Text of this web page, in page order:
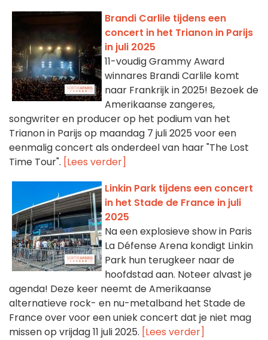
Brandi Carlile tijdens een
concert in het Trianon in Parijs
in juli 2025
11-voudig Grammy Award
winnares Brandi Carlile komt
naar Frankrijk in 2025! Bezoek de
Amerikaanse zangeres,
songwriter en producer op het podium van het
Trianon in Parijs op maandag 7 juli 2025 voor een
eenmalig concert als onderdeel van haar "The Lost
Time Tour". [Lees verder]
Linkin Park tijdens een concert
in het Stade de France in juli
2025
Na een explosieve show in Paris
La Défense Arena kondigt Linkin
Park hun terugkeer naar de
hoofdstad aan. Noteer alvast je
agenda! Deze keer neemt de Amerikaanse
alternatieve rock- en nu-metalband het Stade de
France over voor een uniek concert dat je niet mag
missen op vrijdag 11 juli 2025. [Lees verder]